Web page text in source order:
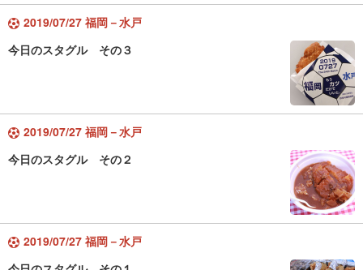
2019/07/27 福岡－水戸
今日のスタグル その３
2019/07/27 福岡－水戸
今日のスタグル その２
2019/07/27 福岡－水戸